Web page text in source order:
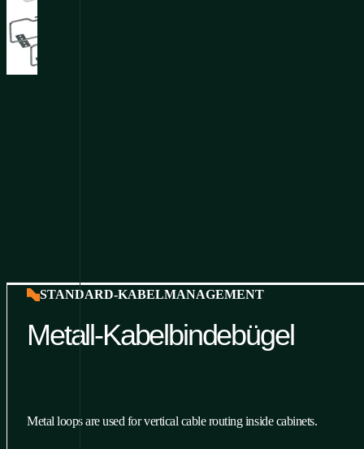
STANDARD-KABELMANAGEMENT
Metall-Kabelbindebügel
Metal loops are used for vertical cable routing inside cabinets.